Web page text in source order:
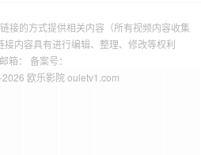
接的方式提供相关内容（所有视频内容收集
内容具有进行编辑、整理、修改等权利
箱： 备案号：
欧乐影院 ouletv1.com